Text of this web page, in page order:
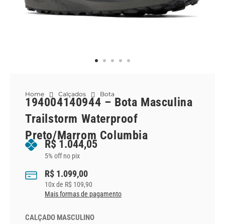
Home Calçados Bota
194004140944 – Bota Masculina
Trailstorm Waterproof
Preto/Marrom Columbia
R$ 1.044,05
5% off no pix
R$ 1.099,00
10x de R$ 109,90
Mais formas de pagamento
CALÇADO MASCULINO